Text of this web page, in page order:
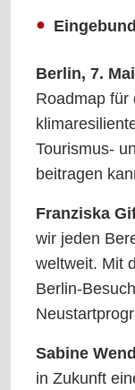
Berlin, 7.
Roadmap für
Tourismus-
beitragen
Franziska
wir jeden
weltweit. Mit
Berlin-
Sabine
in Zukunft